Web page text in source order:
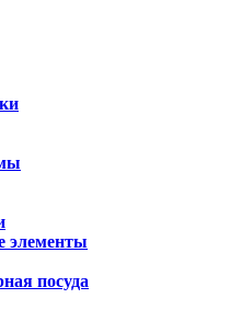
элементы
посуда